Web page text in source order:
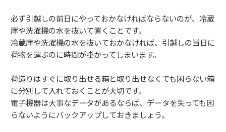
必ず引越しの前日にやっておかなければならないのが、冷蔵
庫や洗濯機の水を抜いて置くことです。
冷蔵庫や洗濯機の水を抜いておかなければ、引越しの当日に
荷物を運ぶのに時間が掛かってしまいます。
荷造りはすぐに取り出せる箱と取り出せなくても困らない箱
に分別して入れておくことが大切です。
電子機器は大事なデータがあるならば、データを失っても困
らないようにバックアップしておきましょう。